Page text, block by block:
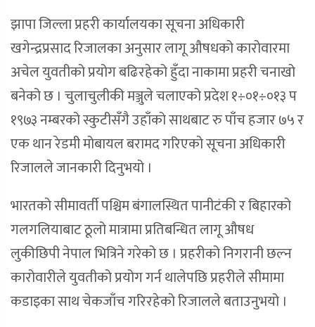
झापा जिल्ला प्रहरी कार्यालयका सूचना अधिकारी
खगेन्द्रप्रसाद रिजालका अनुसार लागू औषधको कारोवारमा
अचेल युवतीको प्रयोग बढिरहेको हुँदा नाकामा प्रहरी चनाखो
बनेको छ । चुलाचुलीकी मञ्जुले चलाएको प्रदेश १÷०१÷०१३ प
१९७३ नम्बरको स्कुटीसँगै उहाँको साथबाट रु पाँच हजार ७५ र
एक थान रेडमी मोबायल बरामद गरिएको सूचना अधिकारी
रिजालले जानकारी दिनुभयो ।
भारतको सीमावर्ती पश्चिम बंगालस्थित पानीटंकी र बिहारको
गलगलियाबाट ठूलो मात्रामा प्रतिबन्धित लागू औषध
लुकीछिपी नेपाल भित्रिने गरेको छ । प्रहरीको निगरानी छल्न
कारोवारीले युवतीको प्रयोग गर्न थालेपछि प्रहरीले सीमामा
कडाइका साथ चेकजाँच गरिरहेको रिजालले बताउनुभयो ।